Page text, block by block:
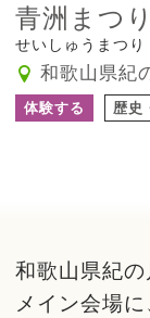
青洲まつ
せいしゅうまつり
和歌山県紀
体験する 歴史
和歌山県紀
メイン会場